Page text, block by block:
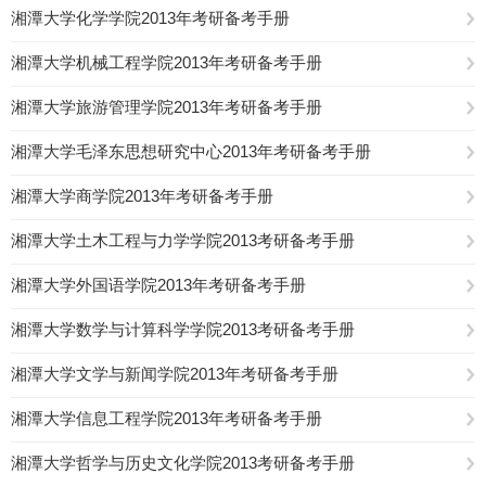
湘潭大学化学学院2013年考研备考手册
湘潭大学机械工程学院2013年考研备考手册
湘潭大学旅游管理学院2013年考研备考手册
湘潭大学毛泽东思想研究中心2013年考研备考手册
湘潭大学商学院2013年考研备考手册
湘潭大学土木工程与力学学院2013考研备考手册
湘潭大学外国语学院2013年考研备考手册
湘潭大学数学与计算科学学院2013考研备考手册
湘潭大学文学与新闻学院2013年考研备考手册
湘潭大学信息工程学院2013年考研备考手册
湘潭大学哲学与历史文化学院2013考研备考手册